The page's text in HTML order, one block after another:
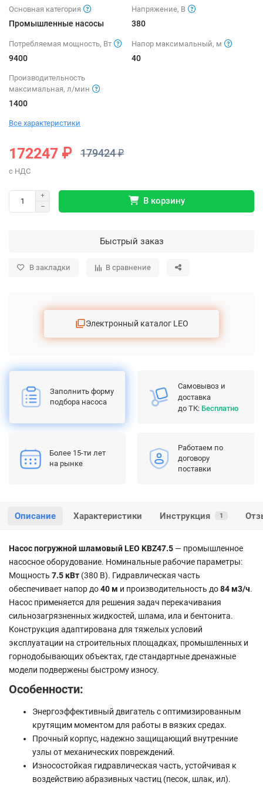
Основная категория
Промышленные насосы
Напряжение, В
380
Потребляемая мощность, Вт
9400
Напор максимальный, м
40
Производительность
максимальная, л/мин
1400
Все характеристики
172247 ₽ 179424 ₽
В корзину
Быстрый заказ
В закладки В сравнение
Электронный каталог LEO
Заполнить форму
подбора насоса
Самовывоз и
доставка
до ТК: Бесплатно
Более 15-ти лет
на рынке
Работаем по
договору
поставки
Описание Характеристики Инструкция 1
Насос погружной шламовый LEO KBZ47.5 — промышленное
насосное оборудование. Номинальные рабочие параметры:
Мощность 7.5 кВт (380 В). Гидравлическая часть
обеспечивает напор до40 м и производительность до84 м3/ч.
Насос применяется для решения задач перекачивания
сильнозагрязненных жидкостей, шлама, ила и бентонита.
Конструкция адаптирована для тяжелых условий
эксплуатации на строительных площадках, промышленных и
горнодобывающих объектах, где стандартные дренажные
модели подвержены быстрому износу.
Особенности:
Энергоэффективный двигатель с оптимизированным
крутящим моментом для работы в вязких средах.
Прочный корпус, надежно защищающий внутренние
узлы от механических повреждений.
Износостойкая гидравлическая часть, устойчивая к
воздействию абразивных частиц (песок, шлак, ил).